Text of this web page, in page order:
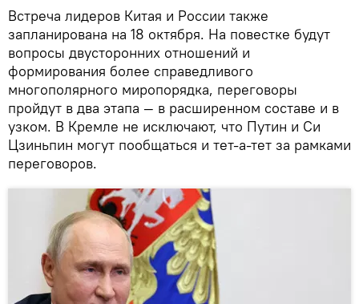
Встреча лидеров Китая и России также
запланирована на 18 октября. На повестке будут
вопросы двусторонних отношений и
формирования более справедливого
многополярного миропорядка, переговоры
пройдут в два этапа — в расширенном составе и в
узком. В Кремле не исключают, что Путин и Си
Цзиньпин могут пообщаться и тет-а-тет за рамками
переговоров.